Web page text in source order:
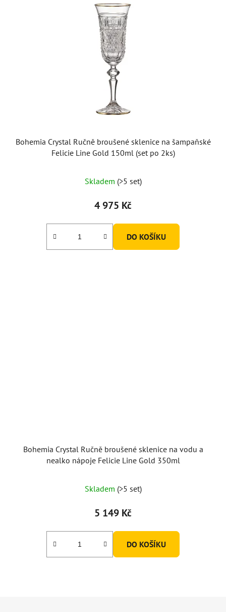
Bohemia Crystal Ručně broušené sklenice na šampaňské
Felicie Line Gold 150ml (set po 2ks)
Skladem (>5 set)
4 975 Kč
DO KOŠÍKU
Bohemia Crystal Ručně broušené sklenice na vodu a
nealko nápoje Felicie Line Gold 350ml
Skladem (>5 set)
5 149 Kč
DO KOŠÍKU